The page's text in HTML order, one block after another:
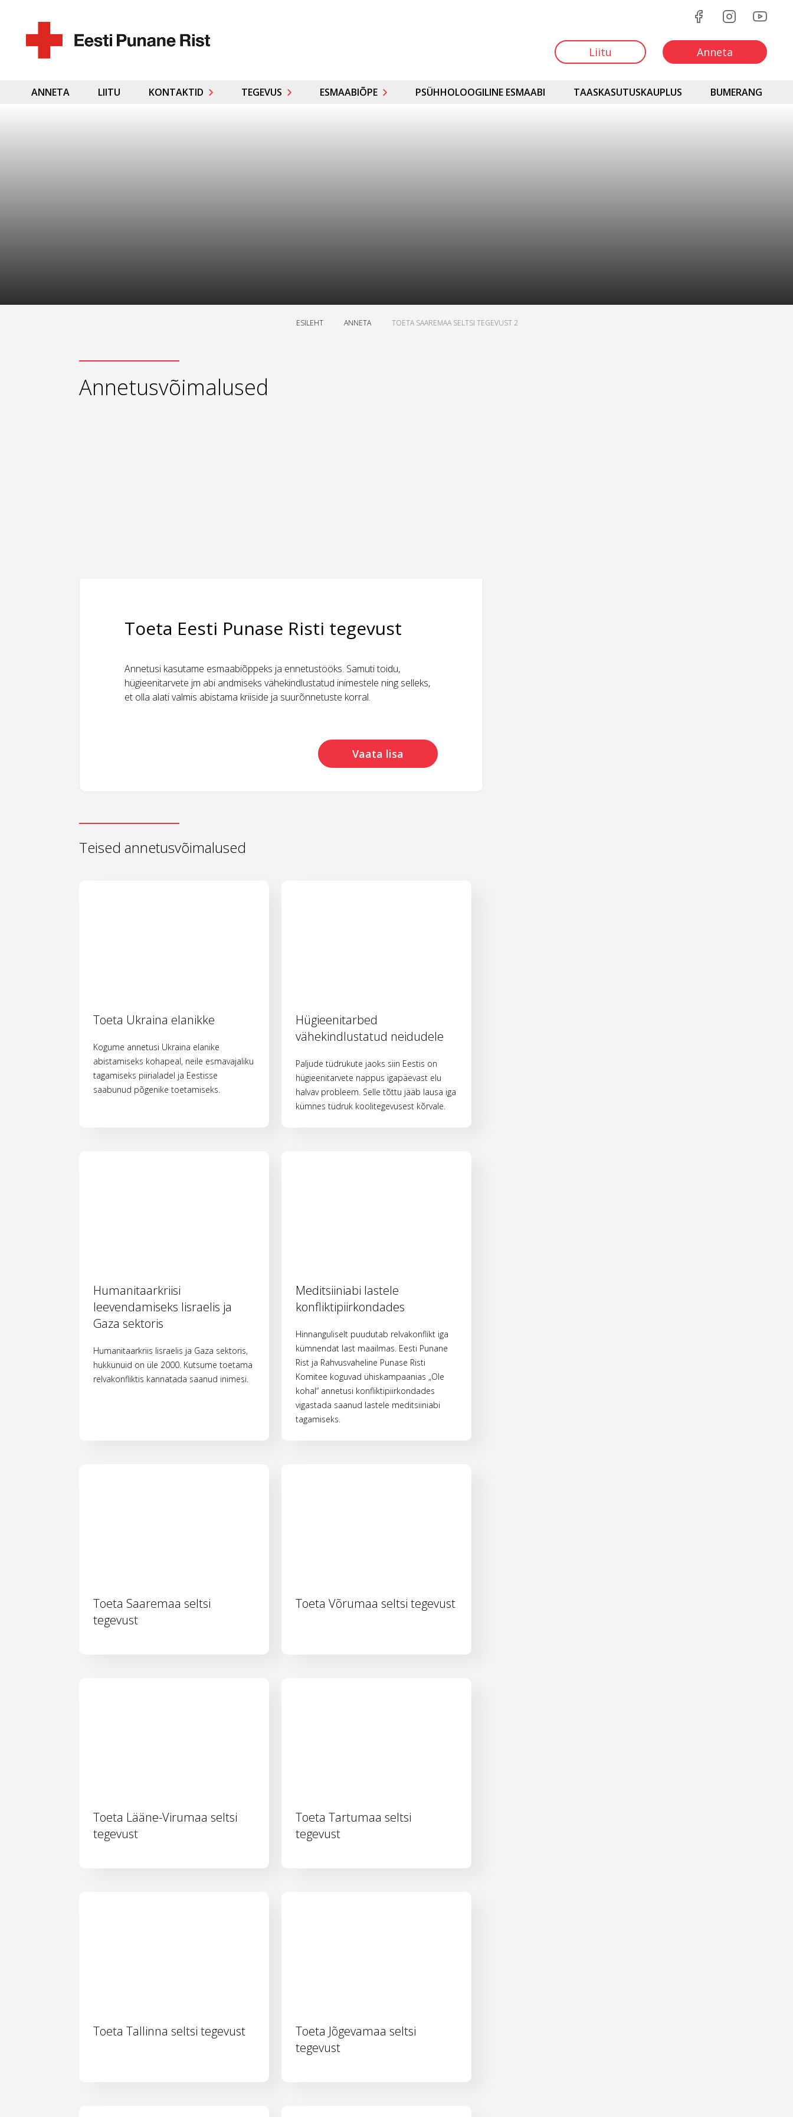
Liitu Anneta
ANNETA LIITU KONTAKTID TEGEVUS ESMAABIÕPE PSÜHHOLOOGILINE ESMAABI TAASKASUTUSKAUPLUS BUMERANG
ESILEHT ANNETA TOETA SAAREMAA SELTSI TEGEVUST 2
Annetusvõimalused
Toeta Eesti Punase Risti tegevust
Annetusi kasutame esmaabiõppeks ja ennetustööks. Samuti toidu,
hügieenitarvete jm abi andmiseks vähekindlustatud inimestele ning selleks,
et olla alati valmis abistama kriiside ja suurõnnetuste korral.
Vaata lisa
Teised annetusvõimalused
Toeta Ukraina elanikke
Kogume annetusi Ukraina elanike
abistamiseks kohapeal, neile esmavajaliku
tagamiseks piirialadel ja Eestisse
saabunud põgenike toetamiseks.
Hügieenitarbed
vähekindlustatud neidudele
Paljude tüdrukute jaoks siin Eestis on
hügieenitarvete nappus igapäevast elu
halvav probleem. Selle tõttu jääb lausa iga
kümnes tüdruk koolitegevusest kõrvale.
Humanitaarkriisi
leevendamiseks Iisraelis ja
Gaza sektoris
Humanitaarkriis Iisraelis ja Gaza sektoris,
hukkunuid on üle 2000. Kutsume toetama
relvakonfliktis kannatada saanud inimesi.
Meditsiiniabi lastele
konfliktipiirkondades
Hinnanguliselt puudutab relvakonflikt iga
kümnendat last maailmas. Eesti Punane
Rist ja Rahvusvaheline Punase Risti
Komitee koguvad ühiskampaanias „Ole
kohal“ annetusi konfliktipiirkondades
vigastada saanud lastele meditsiiniabi
tagamiseks.
Toeta Saaremaa seltsi
tegevust
Toeta Võrumaa seltsi tegevust
Toeta Lääne-Virumaa seltsi
tegevust
Toeta Tartumaa seltsi
tegevust
Toeta Tallinna seltsi tegevust
Toeta Jõgevamaa seltsi
tegevust